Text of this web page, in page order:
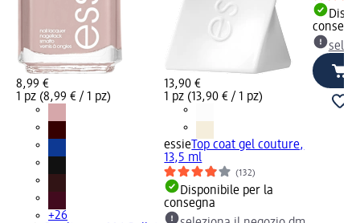
8,99 €
1 pz (8,99 € / 1 pz)
+26
13,90 €
1 pz (13,90 € / 1 pz)
essie Top coat gel couture,
13,5 ml
(132)
Disponibile per la
consegna